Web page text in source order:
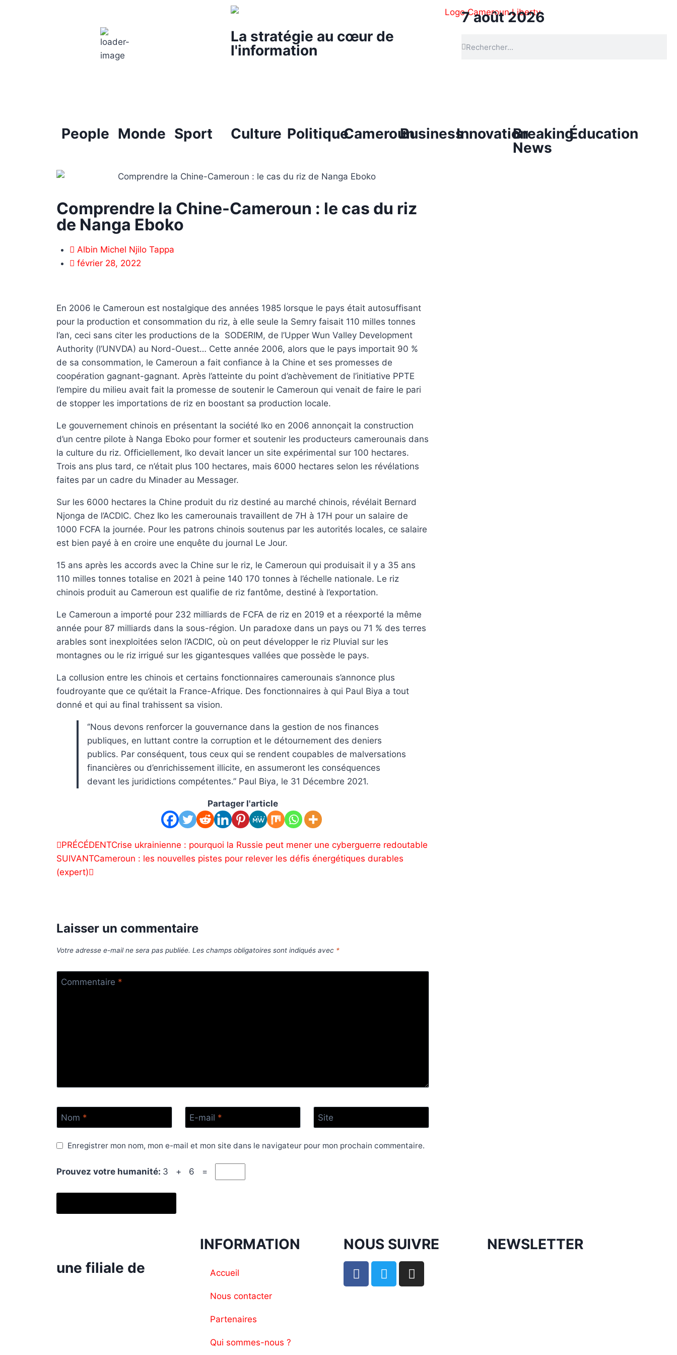
2:49 am,
18
La stratégie au cœur de
l'information
7 août 2026
People Monde Sport Culture PolitiqueCamerounBusinessInnovationBreaking
News
Éducation
Comprendre la Chine-Cameroun : le cas du riz
de Nanga Eboko
Albin Michel Njilo Tappa
février 28, 2022
En 2006 le Cameroun est nostalgique des années 1985 lorsque le pays était autosuffisant
pour la production et consommation du riz, à elle seule la Semry faisait 110 milles tonnes
l’an, ceci sans citer les productions de la SODERIM, de l’Upper Wun Valley Development
Authority (l’UNVDA) au Nord-Ouest… Cette année 2006, alors que le pays importait 90 %
de sa consommation, le Cameroun a fait confiance à la Chine et ses promesses de
coopération gagnant-gagnant. Après l’atteinte du point d’achèvement de l’initiative PPTE
l’empire du milieu avait fait la promesse de soutenir le Cameroun qui venait de faire le pari
de stopper les importations de riz en boostant sa production locale.
Le gouvernement chinois en présentant la société Iko en 2006 annonçait la construction
d’un centre pilote à Nanga Eboko pour former et soutenir les producteurs camerounais dans
la culture du riz. Officiellement, Iko devait lancer un site expérimental sur 100 hectares.
Trois ans plus tard, ce n’était plus 100 hectares, mais 6000 hectares selon les révélations
faites par un cadre du Minader au Messager.
Sur les 6000 hectares la Chine produit du riz destiné au marché chinois, révélait Bernard
Njonga de l’ACDIC. Chez Iko les camerounais travaillent de 7H à 17H pour un salaire de
1000 FCFA la journée. Pour les patrons chinois soutenus par les autorités locales, ce salaire
est bien payé à en croire une enquête du journal Le Jour.
15 ans après les accords avec la Chine sur le riz, le Cameroun qui produisait il y a 35 ans
110 milles tonnes totalise en 2021 à peine 140 170 tonnes à l’échelle nationale. Le riz
chinois produit au Cameroun est qualifie de riz fantôme, destiné à l’exportation.
Le Cameroun a importé pour 232 milliards de FCFA de riz en 2019 et a réexporté la même
année pour 87 milliards dans la sous-région. Un paradoxe dans un pays ou 71 % des terres
arables sont inexploitées selon l’ACDIC, où on peut développer le riz Pluvial sur les
montagnes ou le riz irrigué sur les gigantesques vallées que possède le pays.
La collusion entre les chinois et certains fonctionnaires camerounais s’annonce plus
foudroyante que ce qu’était la France-Afrique. Des fonctionnaires à qui Paul Biya a tout
donné et qui au final trahissent sa vision.
‘’Nous devons renforcer la gouvernance dans la gestion de nos finances
publiques, en luttant contre la corruption et le détournement des deniers
publics. Par conséquent, tous ceux qui se rendent coupables de malversations
financières ou d’enrichissement illicite, en assumeront les conséquences
devant les juridictions compétentes.’’ Paul Biya, le 31 Décembre 2021.
Partager l'article
PRÉCÉDENTCrise ukrainienne : pourquoi la Russie peut mener une cyberguerre redoutable
SUIVANTCameroun : les nouvelles pistes pour relever les défis énergétiques durables
(expert)
Laisser un commentaire
Votre adresse e-mail ne sera pas publiée. Les champs obligatoires sont indiqués avec *
Commentaire *
Nom * E-mail * Site
Enregistrer mon nom, mon e-mail et mon site dans le navigateur pour mon prochain commentaire.
Prouvez votre humanité: 3 + 6 =
une filiale de
INFORMATION
Accueil
Nous contacter
Partenaires
Qui sommes-nous ?
NOUS SUIVRE NEWSLETTER